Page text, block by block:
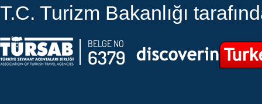
T.C. Turizm Bakanlığı